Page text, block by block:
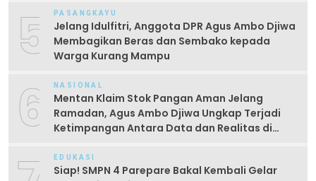
5 PASANGKAYU
Jelang Idulfitri, Anggota DPR Agus Ambo Djiwa
Membagikan Beras dan Sembako kepada
Warga Kurang Mampu
6 NASIONAL
Mentan Klaim Stok Pangan Aman Jelang
Ramadan, Agus Ambo Djiwa Ungkap Terjadi
Ketimpangan Antara Data dan Realitas di
EDUKASI
Siap! SMPN 4 Parepare Bakal Kembali Gelar